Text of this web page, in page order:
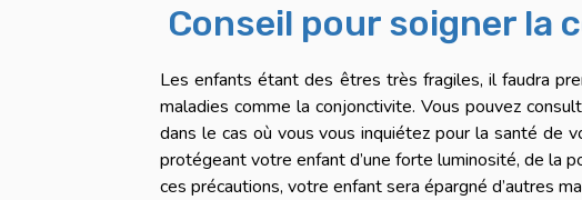
Conseil pour soigner la
Les enfants étant des êtres très fragiles, il faudra
maladies comme la conjonctivite. Vous pouvez
dans le cas où vous vous inquiétez pour la santé de
protégeant votre enfant d’une forte luminosité, de la
ces précautions, votre enfant sera épargné d’autres